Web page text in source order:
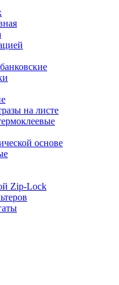
на листе
основе
Zip-Lock